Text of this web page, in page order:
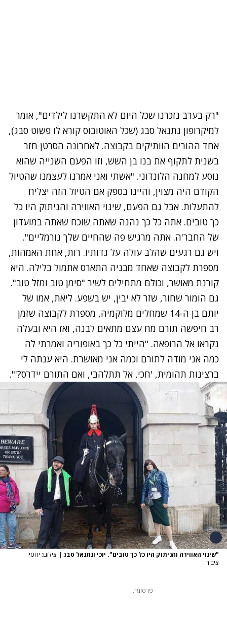
"רק בערב נזכרנו שכל היום לא התקשרנו לילדים", אומר
למיקרופון נתנאל סבג (שכל האוטובוס קורא לו פשוט סבג),
אחד ההורים הוותיקים בקבוצה. לאחרונה הסרטן חזר
בשנית לתקוף את בנו בן השש, וזו הפעם השנייה שהוא
נוסע למחנה הלונדוני. "אשתי ואני אמרנו לעצמנו שהטיול
הקודם היה מצוין, והיינו בספק אם הטיול הזה יצליח
להתעלות. אבל גם הפעם, שינוי האווירה והניתוק היו כל
כך טובים. אתה כל כך נהנה שאתה שוכח שאתה במועדון
של החבר'ה. אתה מרגיש פה שהחיים שלך נורמליים".
ויש גם רגעים שהלב עולה על גדותיו. רות, אחת האמהות,
מספרת לקבוצה שאחד מבניה התארס אתמול בלילה. היא
קורנת מאושר, וכולם מתחילים לשיר "סימן טוב ומזל טוב".
גם הומור שחור, שזר לא יבין, יש בשפע. ליאת, אמו של
יותם בן ה-14 שמחלים מלוקמיה, מספרת לקבוצה שזמן
רב חיפשה תורם מח עצם מתאים לבנה, ואז היא ובעלה
נקראו אל הרופאה. "הייתי כל כך באופוריה ואמרתי לה
כמה אני מודה לתורם וכמה אני מאושרת. היא ענתה לי
ברצינות תהומית, 'חכי, אל תתלהבי, ואם התורם יידרס?'".
"שינוי האווירה והניתוק היו כל כך טובים". יוכי ונתנאל סבג | צילום: יחסי
ציבור
פרסומת